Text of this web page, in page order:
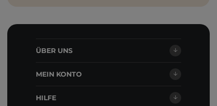
ÜBER UNS
MEIN KONTO
HILFE